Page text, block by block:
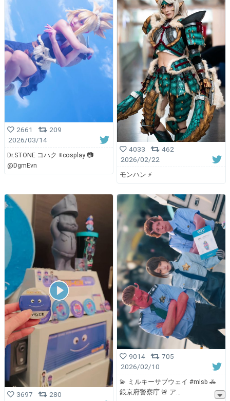
2661
209
2026/03/14
Dr.STONE コハク ※cosplay 📷
@DgmEvn
4033
462
2026/02/22
モンハン ⚡️
3697
280
9014
705
2026/02/10
💫 ミルキーサブウェイ #mlsb 🚓
銀京府警察庁 🚨 ア